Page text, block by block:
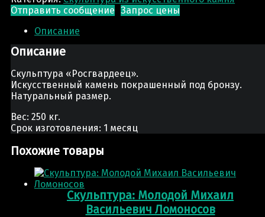
Отправить сообщение Запрос цены
Описание
Описание
Скульптура «Росгвардеец».
Искусственный камень покрашенный под бронзу.
Натуральный размер.
Вес: 250 кг.
Срок изготовления: 1 месяц
Похожие товары
Скульптура: Молодой Михаил
Васильевич Ломоносов